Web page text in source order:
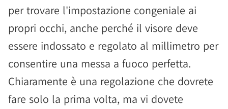
per trovare l'impostazione congeniale ai
propri occhi, anche perché il visore deve
essere indossato e regolato al millimetro per
consentire una messa a fuoco perfetta.
Chiaramente è una regolazione che dovrete
fare solo la prima volta, ma vi dovete